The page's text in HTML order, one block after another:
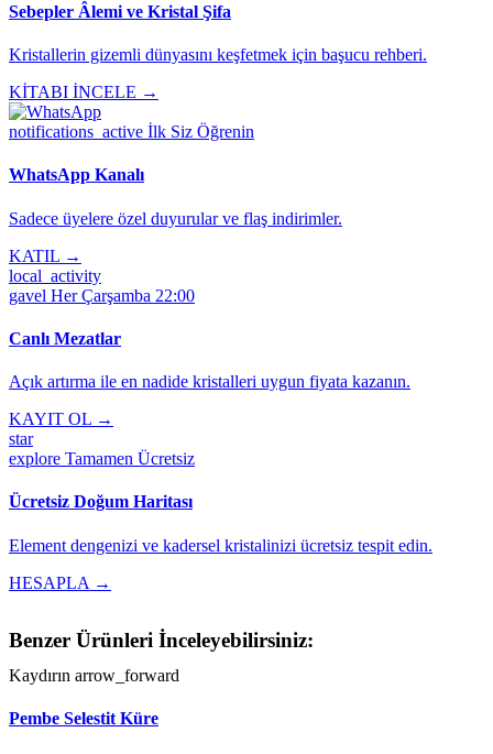
Sebepler Âlemi ve Kristal Şifa
Kristallerin gizemli dünyasını keşfetmek için başucu rehberi.
KİTABI İNCELE →
notifications_active İlk Siz Öğrenin
WhatsApp Kanalı
Sadece üyelere özel duyurular ve flaş indirimler.
KATIL →
local_activity
gavel Her Çarşamba 22:00
Canlı Mezatlar
Açık artırma ile en nadide kristalleri uygun fiyata kazanın.
KAYIT OL →
star
explore Tamamen Ücretsiz
Ücretsiz Doğum Haritası
Element dengenizi ve kadersel kristalinizi ücretsiz tespit edin.
HESAPLA →
Benzer Ürünleri İnceleyebilirsiniz:
Kaydırın arrow_forward
Pembe Selestit Küre